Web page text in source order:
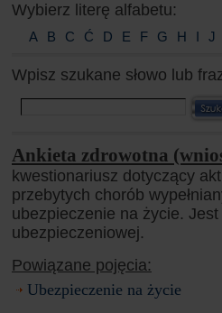
Wybierz literę alfabetu:
A B C Ć D E F G H I J
Wpisz szukane słowo lub
Ankieta zdrowotna
kwestionariusz dotyczący
przebytych chorób
ubezpieczenie na życie.
ubezpieczeniowej.
Powiązane pojęcia:
Ubezpieczenie na życie